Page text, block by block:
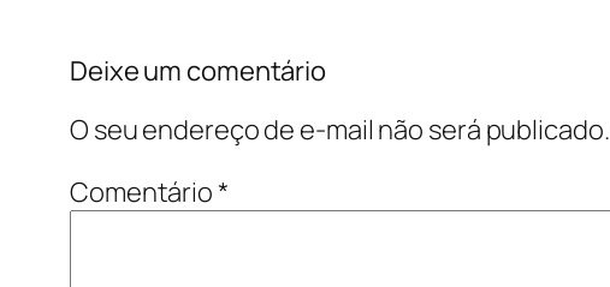
Deixe um comentário
O seu endereço de e-mail não será publicado.
Comentário*